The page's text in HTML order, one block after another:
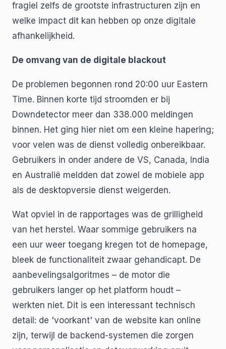
fragiel zelfs de grootste infrastructuren zijn en
welke impact dit kan hebben op onze digitale
afhankelijkheid.
De omvang van de digitale blackout
De problemen begonnen rond 20:00 uur Eastern
Time. Binnen korte tijd stroomden er bij
Downdetector meer dan 338.000 meldingen
binnen. Het ging hier niet om een kleine hapering;
voor velen was de dienst volledig onbereikbaar.
Gebruikers in onder andere de VS, Canada, India
en Australië meldden dat zowel de mobiele app
als de desktopversie dienst weigerden.
Wat opviel in de rapportages was de grilligheid
van het herstel. Waar sommige gebruikers na
een uur weer toegang kregen tot de homepage,
bleek de functionaliteit zwaar gehandicapt. De
aanbevelingsalgoritmes – de motor die
gebruikers langer op het platform houdt –
werkten niet. Dit is een interessant technisch
detail: de 'voorkant' van de website kan online
zijn, terwijl de backend-systemen die zorgen